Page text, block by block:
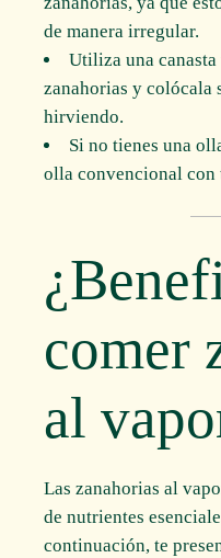
de manera irregular.
Utiliza una
zanahorias y colócala
hirviendo.
Si no tienes una
olla convencional con
comer
al
Las zanahorias al
de nutrientes
continuación, te